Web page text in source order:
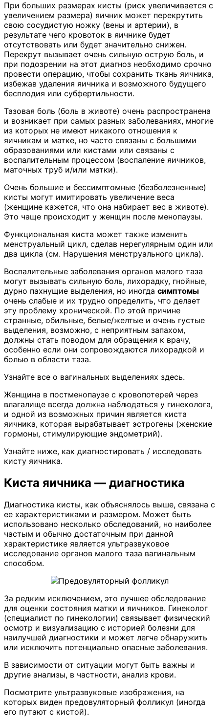
При больших размерах кисты (риск увеличивается с
увеличением размера) яичник может перекрутить
свою сосудистую ножку (вены и артерии), в
результате чего кровоток в яичнике будет
отсутствовать или будет значительно снижен.
Перекрут вызывает очень сильную острую боль, и
при подозрении на этот диагноз необходимо срочно
провести операцию, чтобы сохранить ткань яичника,
избежав удаления яичника и возможного будущего
бесплодия или субфертильности.
Тазовая боль (боль в животе) очень распространена
и возникает при самых разных заболеваниях, многие
из которых не имеют никакого отношения к
яичникам и матке, но часто связаны с большими
образованиями или кистами или связаны с
воспалительным процессом (воспаление яичников,
маточных труб и/или матки).
Очень большие и бессимптомные (безболезненные)
кисты могут имитировать увеличение веса
(женщине кажется, что она набирает вес в животе).
Это чаще происходит у женщин после менопаузы.
Функциональная киста может также изменить
менструальный цикл, сделав нерегулярным один или
два цикла (см. Нарушения менструального цикла).
Воспалительные заболевания органов малого таза
могут вызывать сильную боль, лихорадку, гнойные,
дурно пахнущие выделения, но иногда симптомы
очень слабые и их трудно определить, что делает
эту проблему хронической. По этой причине
странные, обильные, белые/желтые и очень густые
выделения, возможно, с неприятным запахом,
должны стать поводом для обращения к врачу,
особенно если они сопровождаются лихорадкой и
болью в области таза.
Узнайте все о вагинальных выделениях здесь.
Женщина в постменопаузе с кровопотерей через
влагалище всегда должна наблюдаться у гинеколога,
и одной из возможных причин является киста
яичника, которая вырабатывает эстрогены (женские
гормоны, стимулирующие эндометрий).
Узнайте ниже, как диагностировать / исследовать
кисту яичника.
Киста яичника — диагностика
Диагностика кисты, как объяснялось выше, связана с
ее характеристиками и размером. Может быть
использовано несколько обследований, но наиболее
частым и обычно достаточным при данной
характеристике является ультразвуковое
исследование органов малого таза вагинальным
способом.
За редким исключением, это лучшее обследование
для оценки состояния матки и яичников. Гинеколог
(специалист по гинекологии) связывает физический
осмотр и визуализацию с историей болезни для
наилучшей диагностики и может легче обнаружить
или исключить потенциально опасные заболевания.
В зависимости от ситуации могут быть важны и
другие анализы, в частности, анализ крови.
Посмотрите ультразвуковые изображения, на
которых виден предовуляторный фолликул (иногда
его путают с кистой).